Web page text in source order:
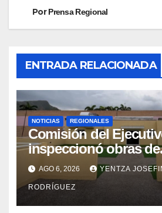
PorPrensa Regional
ENTRADA RELACIONADA
NOTICIAS REGIONALES
Comisión del
inspeccionó obras de
recuperación en la
Integral Aragua
AGO 6, 2026 YENTZA
RODRÍGUEZ